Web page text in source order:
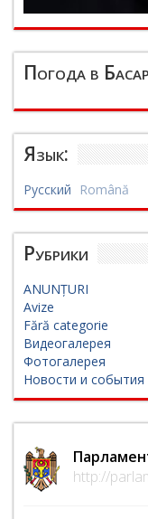
Погода в
Язык:
Русский Română
Рубрики
ANUNȚURI
Avize
Fără categorie
Видеогалерея
Фотогалерея
Новости и события
http://